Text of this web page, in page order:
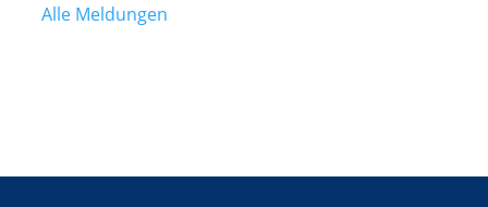
Alle Meldungen